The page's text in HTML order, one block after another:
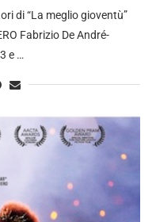
di “La meglio gioventù”
Fabrizio De André-
e …